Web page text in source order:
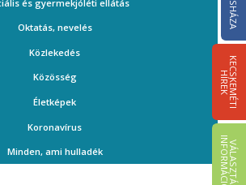
K
E
C
S
K
E
M
É
T
I
HÍ
R
E
K
V
Á
L
A
S
Z
T
Á
S
I
IN
F
O
R
M
Á
C
I
Ó
K
és gyermekjóléti ellátás
Oktatás, nevelés
Közlekedés
Közösség
Életképek
Koronavírus
Minden, ami hulladék